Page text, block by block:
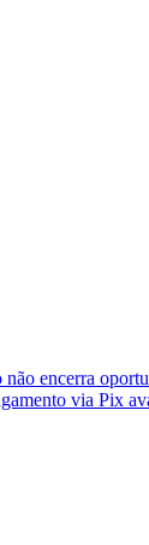
encerra
via Pix